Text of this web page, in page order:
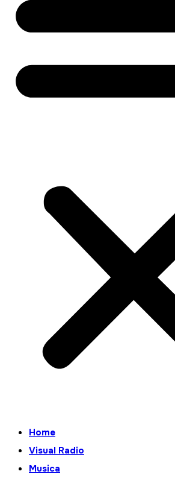
Home
Visual Radio
Musica